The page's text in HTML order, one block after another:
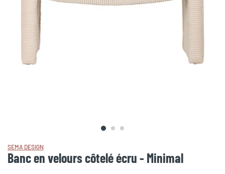
Zoomer sur l'image
SEMA DESIGN
Banc en velours côtelé écru - Minimal